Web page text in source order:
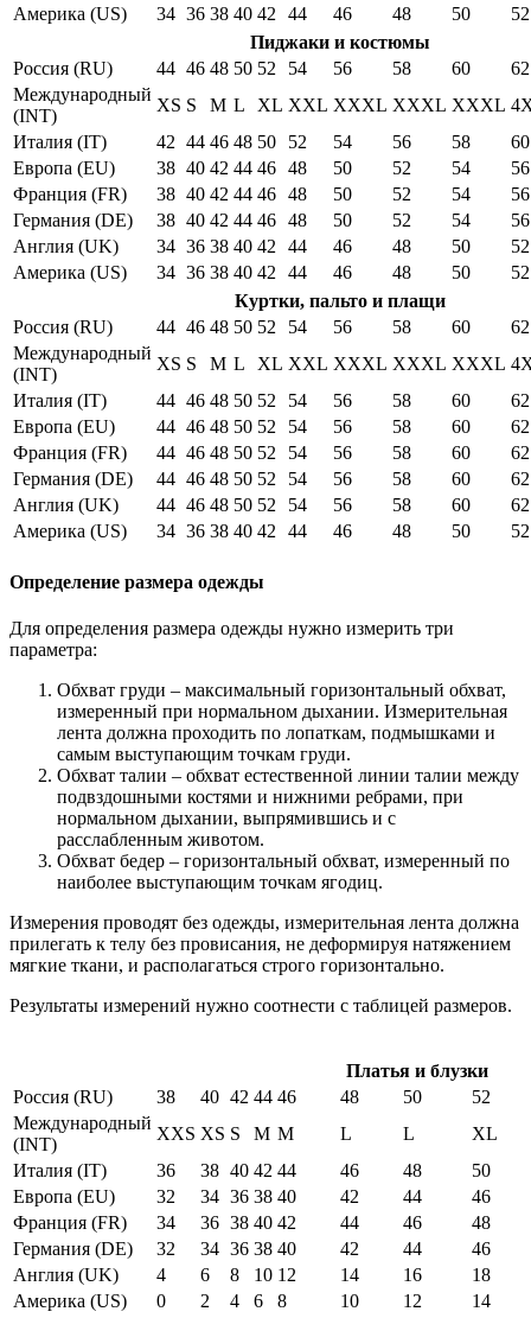
Америка (US)
34 36 38 40 42 44 46 48 50
52
Пиджаки и костюмы
Россия (RU)
44 46 48 50 52 54 56 58 60
62
Международный
(INT)
XS S M L XL XXL XXXL XXXL XXXL
Италия (IT)
42 44 46 48 50 52 54 56 58
60
Европа (EU)
38 40 42 44 46 48 50 52 54
56
Франция (FR)
38 40 42 44 46 48 50 52 54
56
Германия (DE)
38 40 42 44 46 48 50 52 54
56
Англия (UK)
34 36 38 40 42 44 46 48 50
52
Америка (US)
34 36 38 40 42 44 46 48 50
52
Куртки, пальто и плащи
Россия (RU)
44 46 48 50 52 54 56 58 60
62
Международный
(INT)
XS S M L XL XXL XXXL XXXL XXXL
Италия (IT)
44 46 48 50 52 54 56 58 60
62
Европа (EU)
44 46 48 50 52 54 56 58 60
62
Франция (FR)
44 46 48 50 52 54 56 58 60
62
Германия (DE)
44 46 48 50 52 54 56 58 60
62
Англия (UK)
44 46 48 50 52 54 56 58 60
62
Америка (US)
34 36 38 40 42 44 46 48 50 52
Определение размера одежды
Для определения размера одежды нужно измерить три
параметра:
Обхват груди – максимальный горизонтальный обхват,
измеренный при нормальном дыхании. Измерительная
лента должна проходить по лопаткам, подмышками и
самым выступающим точкам груди.
Обхват талии – обхват естественной линии талии между
подвздошными костями и нижними ребрами, при
нормальном дыхании, выпрямившись и с
расслабленным животом.
Обхват бедер – горизонтальный обхват, измеренный по
наиболее выступающим точкам ягодиц.
Измерения проводят без одежды, измерительная лента должна
прилегать к телу без провисания, не деформируя натяжением
мягкие ткани, и располагаться строго горизонтально.
Результаты измерений нужно соотнести с таблицей размеров.
Платья и блузки
Россия (RU)
38 40 42 44 46 48 50
52
Международный
(INT)
XXS XS S M M L L
XL
Италия (IT)
36 38 40 42 44 46 48
50
Европа (EU)
32 34 36 38 40 42 44
46
Франция (FR)
34 36 38 40 42 44 46
48
Германия (DE)
32 34 36 38 40 42 44
46
Англия (UK)
4 6 8 10 12 14 16
18
Америка (US)
0 2 4 6 8 10 12
14